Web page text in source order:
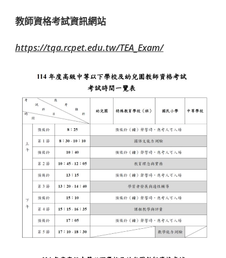
教師資格考試資訊網站
https://tqa.rcpet.edu.tw/TEA_Exam/